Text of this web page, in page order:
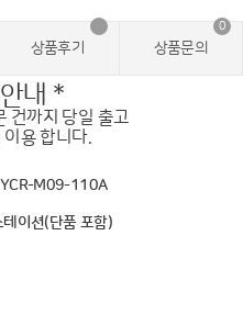
상품후기 상품문의
0
내 *
건까지 당일 출고
용 합니다.
M09-110A
이션(단품 포함)